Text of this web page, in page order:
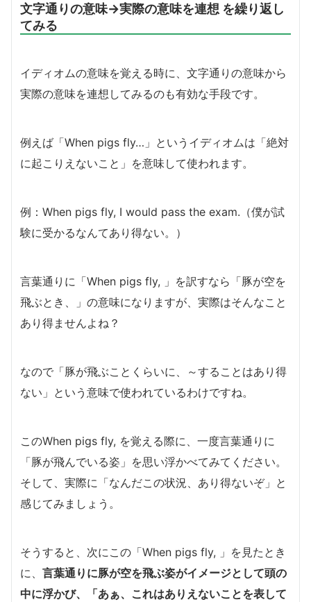
文字通りの意味→実際の意味を連想 を繰り返し
てみる
イディオムの意味を覚える時に、文字通りの意味から
実際の意味を連想してみるのも有効な手段です。
例えば「When pigs fly…」というイディオムは「絶対
に起こりえないこと」を意味して使われます。
例：When pigs fly, I would pass the exam.（僕が試
験に受かるなんてあり得ない。）
言葉通りに「When pigs fly, 」を訳すなら「豚が空を
飛ぶとき、」の意味になりますが、実際はそんなこと
あり得ませんよね？
なので「豚が飛ぶことくらいに、～することはあり得
ない」という意味で使われているわけですね。
このWhen pigs fly, を覚える際に、一度言葉通りに
「豚が飛んでいる姿」を思い浮かべてみてください。
そして、実際に「なんだこの状況、あり得ないぞ」と
感じてみましょう。
そうすると、次にこの「When pigs fly, 」を見たとき
に、 言葉通りに豚が空を飛ぶ姿がイメージとして頭の
中に浮かび、「あぁ、これはありえないことを表して